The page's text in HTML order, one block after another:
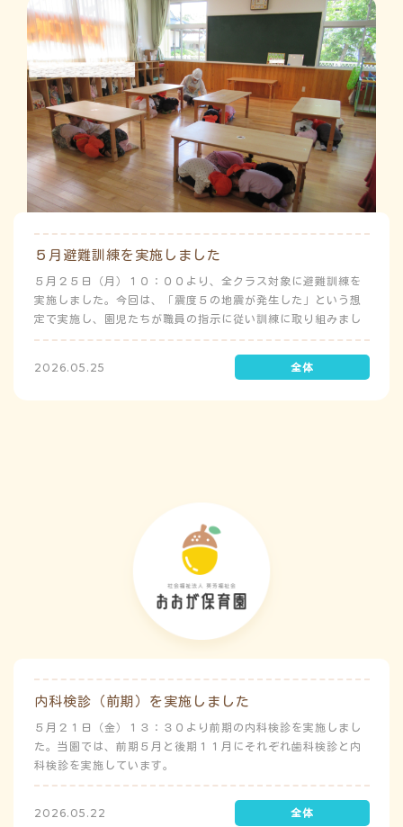
５月避難訓練を実施しました
５月２５日（月）１０：００より、全クラス対象に避難訓練を
実施しました。今回は、「震度５の地震が発生した」という想
定で実施し、園児たちが職員の指示に従い訓練に取り組みまし
た。前庭（駐車場）に全体集合をして人数確認をした後、各ク
ラスに戻り、主担任が防災関係の講話をしました。 ※当園は、
地震発生時は敷地内に避難することを想定（敷地面積が広いた
2026.05.25
内科検診（前期）を実施しました
５月２１日（金）１３：３０より前期の内科検診を実施しまし
た。当園では、前期５月と後期１１月にそれぞれ歯科検診と内
科検診を実施しています。
2026.05.22